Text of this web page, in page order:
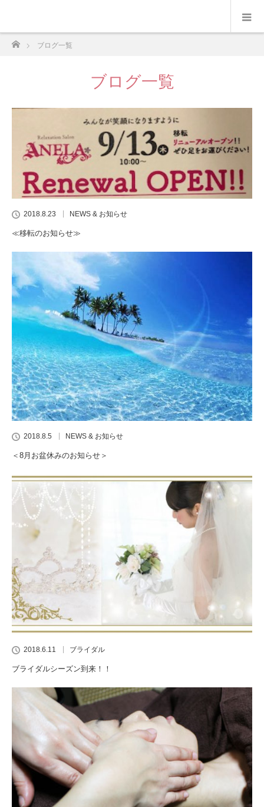
ブログ一覧
ブログ一覧
2018.8.23 NEWS & お知らせ
≪移転のお知らせ≫
2018.8.5 NEWS & お知らせ
＜8月お盆休みのお知らせ＞
2018.6.11 ブライダル
ブライダルシーズン到来！！